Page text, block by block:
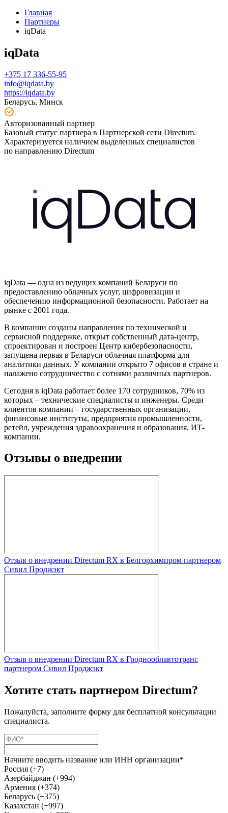
Главная
Партнеры
iqData
iqData
+375 17 336-55-95
info@iqdata.by
https://iqdata.by
Беларусь, Минск
Авторизованный партнер
Базовый статус партнера в Партнерской сети Directum.
Характеризуется наличием выделенных специалистов
по направлению Directum
iqData — одна из ведущих компаний Беларуси по
предоставлению облачных услуг, цифровизации и
обеспечению информационной безопасности. Работает на
рынке с 2001 года.
В компании созданы направления по технической и
сервисной поддержке, открыт собственный дата-центр,
спроектирован и построен Центр кибербезопасности,
запущена первая в Беларуси облачная платформа для
аналитики данных. У компании открыто 7 офисов в стране и
налажено сотрудничество с сотнями различных партнеров.
Сегодня в iqData работает более 170 сотрудников, 70% из
которых – технические специалисты и инженеры. Среди
клиентов компании – государственных организации,
финансовые институты, предприятия промышленности,
ретейл, учреждения здравоохранения и образования, ИТ-
компании.
Отзывы о внедрении
Отзыв о внедрении Directum RX в Белгорхимпром партнером
Сивил Проджэкт
Отзыв о внедрении Directum RX в Гроднооблавтотранс
партнером Сивил Проджэкт
Хотите стать партнером Directum?
Пожалуйста, заполните форму для бесплатной консультации
специалиста.
Начните вводить название или ИНН организации*
Россия (+7)
Азербайджан (+994)
Армения (+374)
Беларусь (+375)
Казахстан (+997)